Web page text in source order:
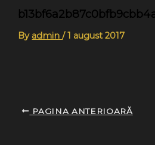
By admin/1 august 2017
PAGINA ANTERIOARĂ